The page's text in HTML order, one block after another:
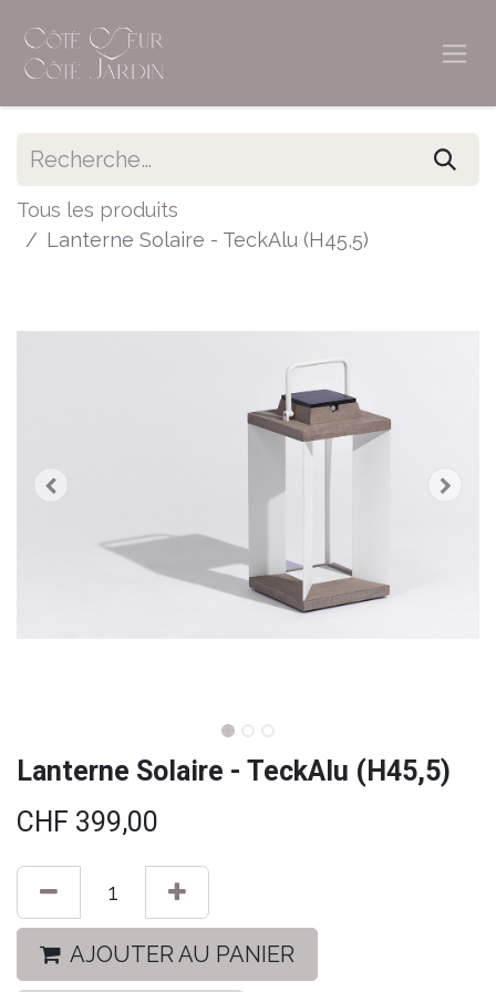
Tous les produits
Lanterne Solaire - TeckAlu (H45,5)
Lanterne Solaire - TeckAlu (H45,5)
CHF 399,00
AJOUTER AU PANIER